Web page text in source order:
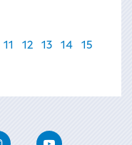
11 12 13 14
15
InstagramYoutube